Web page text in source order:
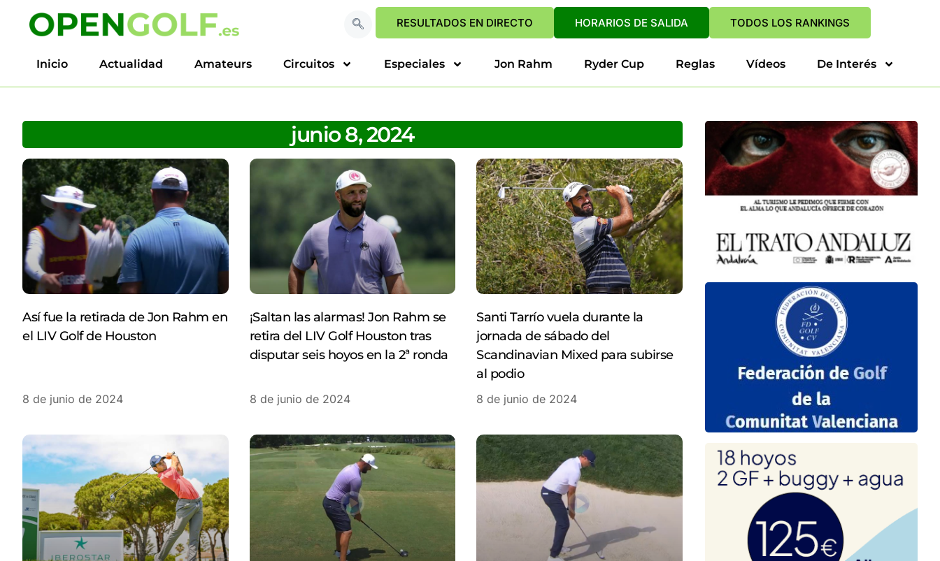
RESULTADOS EN DIRECTO HORARIOS DE SALIDA TODOS LOS RANKINGS
Inicio Actualidad Amateurs Circuitos Especiales Jon Rahm Ryder Cup Reglas Vídeos De Interés
junio 8, 2024
Así fue la retirada de Jon Rahm en
el LIV Golf de Houston
8 de junio de 2024
¡Saltan las alarmas! Jon Rahm se
retira del LIV Golf Houston tras
disputar seis hoyos en la 2ª ronda
8 de junio de 2024
Santi Tarrío vuela durante la
jornada de sábado del
Scandinavian Mixed para subirse
al podio
8 de junio de 2024